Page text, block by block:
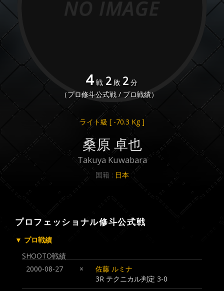
4 戦 2 敗 2 分
（プロ修斗公式戦 / プロ戦績）
ライト級 [ -70.3 Kg ]
桑原 卓也
Takuya Kuwabara
国籍 : 日本
プロフェッショナル修斗公式戦
▼ プロ戦績
SHOOTO戦績
2000-08-27
×
佐藤 ルミナ
3R テクニカル判定 3-0